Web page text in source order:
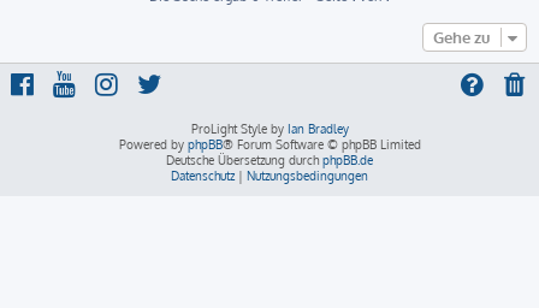
Gehe zu
ProLight Style by Ian Bradley
Powered by phpBB® Forum Software © phpBB Limited
Deutsche Übersetzung durch phpBB.de
Datenschutz | Nutzungsbedingungen